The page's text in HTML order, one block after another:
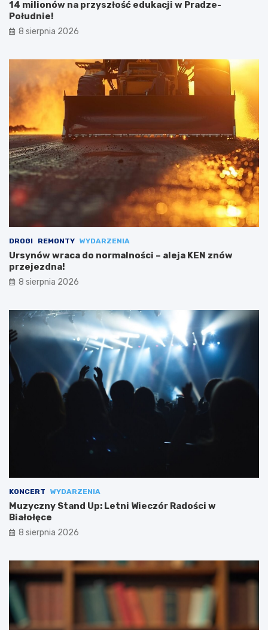
14 milionów na przyszłość edukacji w Pradze-
Południe!
8 sierpnia 2026
DROGI REMONTY WYDARZENIA
Ursynów wraca do normalności – aleja KEN znów
przejezdna!
8 sierpnia 2026
KONCERT WYDARZENIA
Muzyczny Stand Up: Letni Wieczór Radości w
Białołęce
8 sierpnia 2026